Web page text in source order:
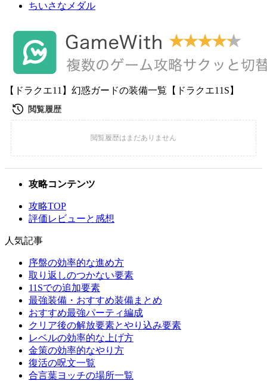
ちいさなメダル
【ドラクエ11】幻惑ガードの装備一覧【ドラクエ11S】
攻略コンテンツ
攻略TOP
評価レビューと感想
人気記事
序盤の効率的な進め方
取り返しのつかない要素
11Sでの追加要素
最強装備・おすすめ装備まとめ
おすすめ最強パーティ編成
クリア後の解放要素とやり込み要素
レベルの効率的な上げ方
金策の効率的なやり方
復活の呪文一覧
合言葉ヨッチの場所一覧